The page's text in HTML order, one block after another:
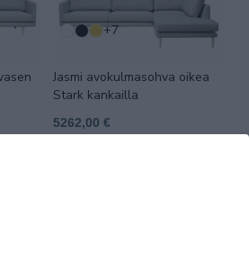
+7
Jasmi avokulmasohva oikea
Stark kankailla
5262,00 €